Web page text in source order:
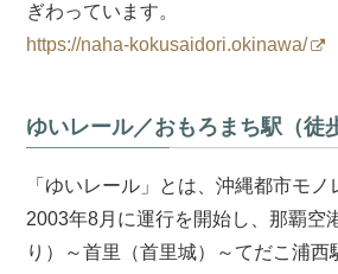
ぎわっています。
https://naha-kokusaidori.okinawa/
ゆいレール／おもろまち駅（徒
「ゆいレール」とは、沖縄都市モノ
2003年8月に運行を開始し、那覇空
り）～首里（首里城）～てだこ浦